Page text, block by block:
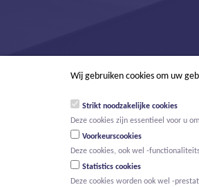
Wij gebruiken cookies om uw
Strikt noodzakelijke cookies
Deze cookies zijn essentieel voor u
Voorkeurscookies
Deze cookies, ook wel -
Statistics cookies
Deze cookies worden ook wel -